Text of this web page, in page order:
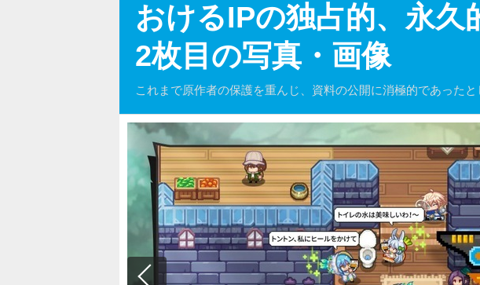
おけるIPの独占的、永久
2枚目の写真・画像
これまで原作者の保護を重んじ、資料の公開に消極的であったと